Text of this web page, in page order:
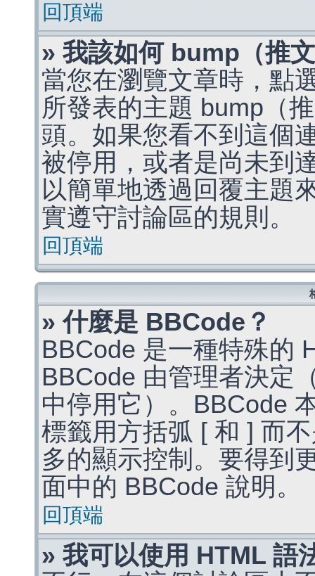
回頂端
» 我該如何 bump（推
當您在瀏覽文章時，點
所發表的主題 bump（
頭。如果您看不到這個
被停用，或者是尚未到
以簡單地透過回覆主題
實遵守討論區的規則。
回頂端
» 什麼是 BBCode？
BBCode 是一種特殊的
BBCode 由管理者決定
中停用它）。BBCode
標籤用方括弧 [ 和 ] 而
多的顯示控制。要得到
面中的 BBCode 說明。
回頂端
» 我可以使用 HTML 語